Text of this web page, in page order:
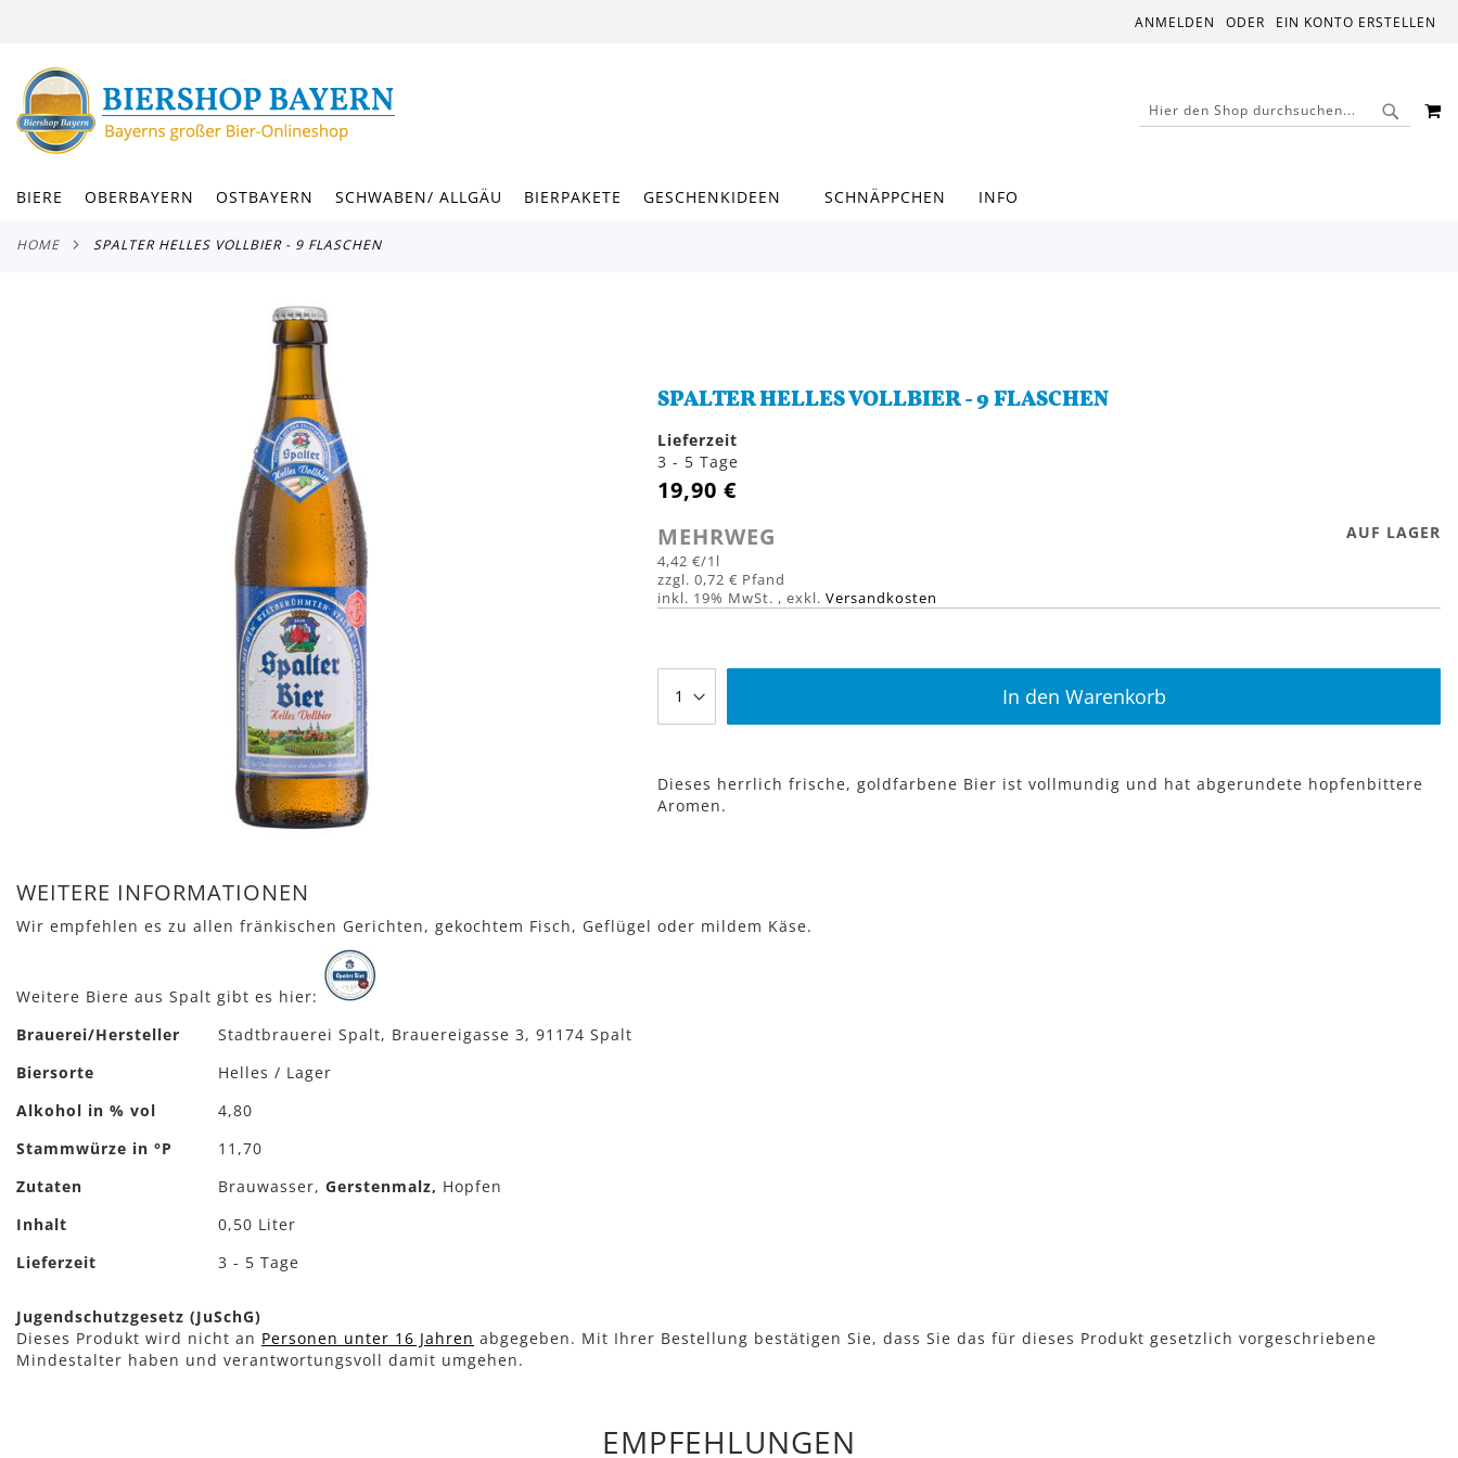
INHALT
ANMELDEN EIN KONTO ERSTELLEN
SUCHE
BIERE OBERBAYERN OSTBAYERN SCHWABEN/ ALLGÄU BIERPAKETE GESCHENKIDEEN SCHNÄPPCHEN INFO
HOME SPALTER HELLES VOLLBIER - 9 FLASCHEN
SPALTER HELLES VOLLBIER - 9 FLASCHEN
Lieferzeit
3 - 5 Tage
19,90 €
MEHRWEG
4,42 €/1l
0,72 €
inkl. 19% MwSt. ,exkl.Versandkosten
AUF LAGER
In den Warenkorb
Dieses herrlich frische, goldfarbene Bier ist vollmundig und hat abgerundete hopfenbittere
Aromen.
Anfang
der
Bildergalerie
WEITERE INFORMATIONEN
Wir empfehlen es zu allen fränkischen Gerichten, gekochtem Fisch, Geflügel oder mildem Käse.
Weitere Biere aus Spalt gibt es hier:
Mehr
Brauerei/Hersteller
Stadtbrauerei Spalt, Brauereigasse 3, 91174 Spalt
Biersorte
Helles / Lager
Alkohol in % vol
4,80
Stammwürze in °P
11,70
Zutaten
Brauwasser, Gerstenmalz, Hopfen
Inhalt
0,50 Liter
Lieferzeit
3 - 5 Tage
Jugendschutzgesetz (JuSchG)
Dieses Produkt wird nicht an Personen unter 16 Jahren abgegeben. Mit Ihrer Bestellung bestätigen Sie, dass Sie das für dieses Produkt gesetzlich vorgeschriebene
Mindestalter haben und verantwortungsvoll damit umgehen.
EMPFEHLUNGEN